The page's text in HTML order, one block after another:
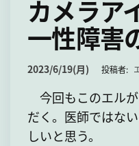
カメラア
一性障害
2023/6/19(月) 投稿者:
今回もこのエル
だく。医師ではな
しいと思う。